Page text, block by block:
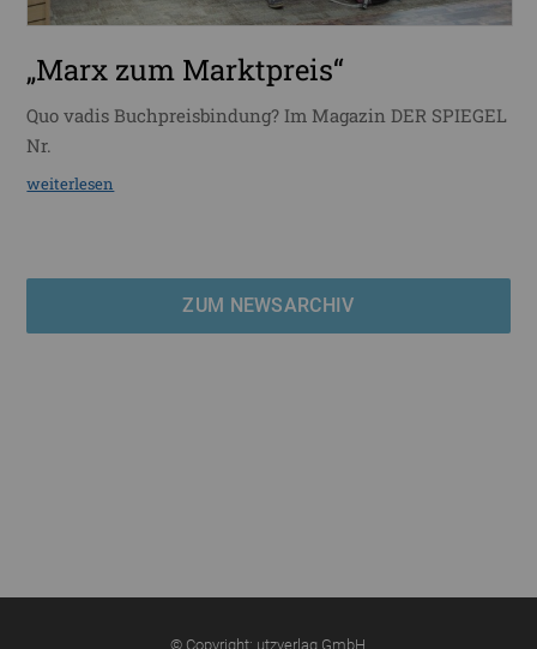
„Marx zum Marktpreis“
Quo vadis Buchpreisbindung? Im Magazin DER SPIEGEL
Nr.
weiterlesen
ZUM NEWSARCHIV
© Copyright: utzverlag GmbH